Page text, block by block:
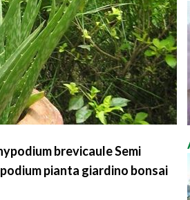
brevicaule Semi
pianta giardino bonsai